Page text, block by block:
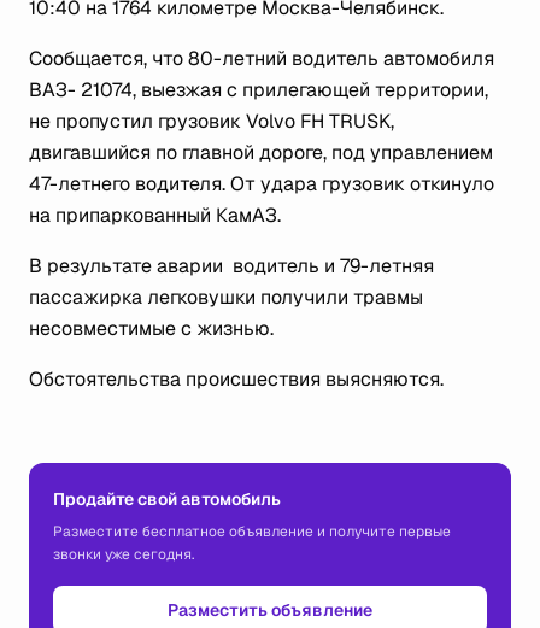
10:40 на 1764 километре Москва-Челябинск.
Сообщается, что 80-летний водитель автомобиля
ВАЗ- 21074, выезжая с прилегающей территории,
не пропустил грузовик Volvo FH TRUSK,
двигавшийся по главной дороге, под управлением
47-летнего водителя. От удара грузовик откинуло
на припаркованный КамАЗ.
В результате аварии водитель и 79-летняя
пассажирка легковушки получили травмы
несовместимые с жизнью.
Обстоятельства происшествия выясняются.
Продайте свой автомобиль
Разместите бесплатное объявление и получите первые
звонки уже сегодня.
Разместить объявление